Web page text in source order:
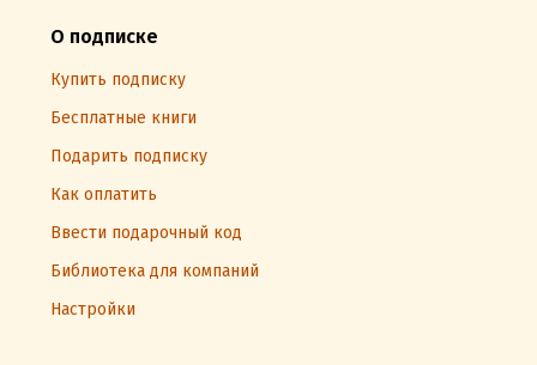
О подписке
Купить подписку
Бесплатные книги
Подарить подписку
Как оплатить
Ввести подарочный код
Библиотека для компаний
Настройки